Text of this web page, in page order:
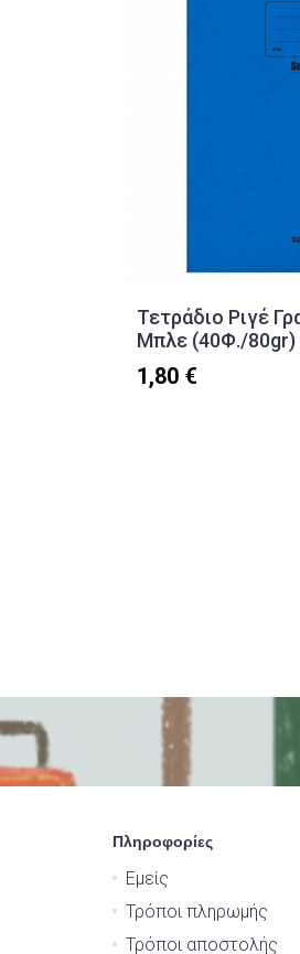
Τετράδιο Ριγέ
Μπλε (40Φ./80gr)
1,80 €
Πληροφορίες
Εμείς
Τρόποι πληρωμής
Τρόποι αποστολής